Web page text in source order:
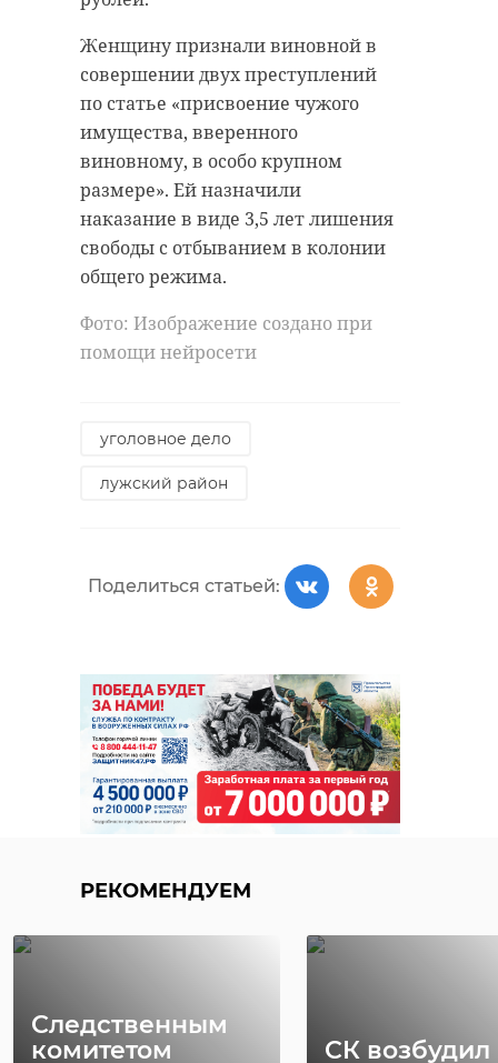
Женщину признали виновной в
совершении двух преступлений
по статье «присвоение чужого
имущества, вверенного
виновному, в особо крупном
размере». Ей назначили
наказание в виде 3,5 лет лишения
свободы с отбыванием в колонии
общего режима.
Фото: Изображение создано при
помощи нейросети
уголовное дело
лужский район
Поделиться статьей:
РЕКОМЕНДУЕМ
Следственным
комитетом
СК возбудил